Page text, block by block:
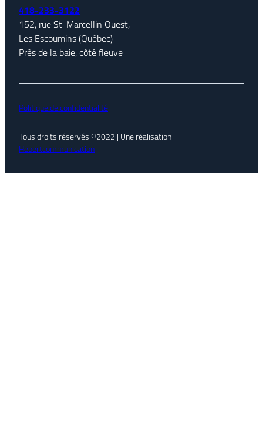
418-233-3122
152, rue St-Marcellin Ouest,
Les Escoumins (Québec)
Près de la baie, côté fleuve
Politique de confidentialité
Tous droits réservés ©2022 | Une réalisation
Hebertcommunication